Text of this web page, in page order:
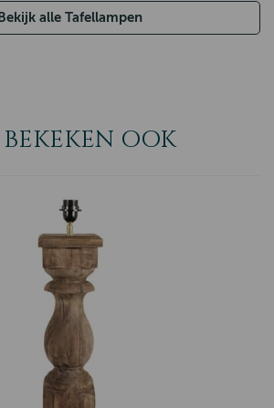
alle Tafellampen
OOK